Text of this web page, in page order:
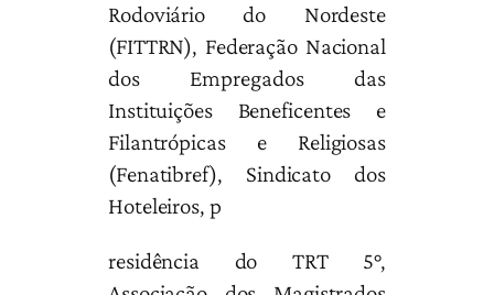
Rodoviário do Nordeste
(FITTRN), Federação Nacional
dos Empregados das
Instituições Beneficentes e
Filantrópicas e Religiosas
(Fenatibref), Sindicato dos
Hoteleiros, p
residência do TRT 5°,